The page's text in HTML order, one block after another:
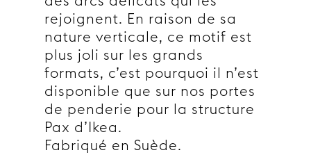
rejoignent. En raison de sa
nature verticale, ce motif est
plus joli sur les grands
formats, c’est pourquoi il n’est
disponible que sur nos portes
de penderie pour la structure
Pax d’Ikea.
Fabriqué en Suède.